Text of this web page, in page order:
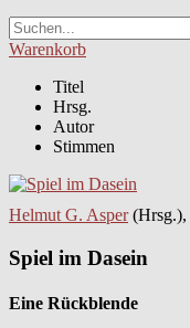
Warenkorb
Titel
Hrsg.
Autor
Stimmen
Helmut G. Asper(Hrsg.),
Spiel im Dasein
Eine Rückblende